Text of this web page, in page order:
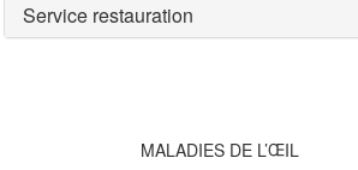
Service restauration
MALADIES DE L’ŒIL